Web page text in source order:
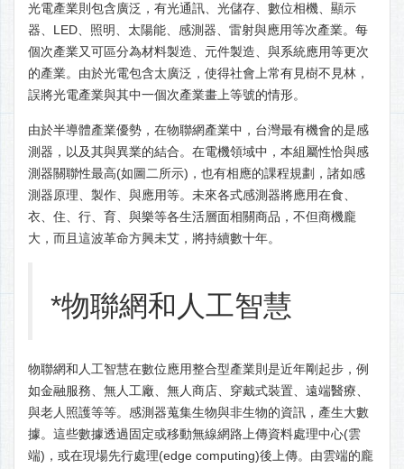
光電產業則包含廣泛，有光通訊、光儲存、數位相機、顯示
器、LED、照明、太陽能、感測器、雷射與應用等次產業。每
個次產業又可區分為材料製造、元件製造、與系統應用等更次
的產業。由於光電包含太廣泛，使得社會上常有見樹不見林，
誤將光電產業與其中一個次產業畫上等號的情形。
由於半導體產業優勢，在物聯網產業中，台灣最有機會的是感
測器，以及其與異業的結合。在電機領域中，本組屬性恰與感
測器關聯性最高(如圖二所示)，也有相應的課程規劃，諸如感
測器原理、製作、與應用等。未來各式感測器將應用在食、
衣、住、行、育、與樂等各生活層面相關商品，不但商機龐
大，而且這波革命方興未艾，將持續數十年。
*物聯網和人工智慧
物聯網和人工智慧在數位應用整合型產業則是近年剛起步，例
如金融服務、無人工廠、無人商店、穿戴式裝置、遠端醫療、
與老人照護等等。感測器蒐集生物與非生物的資訊，產生大數
據。這些數據透過固定或移動無線網路上傳資料處理中心(雲
端)，或在現場先行處理(edge computing)後上傳。由雲端的龐